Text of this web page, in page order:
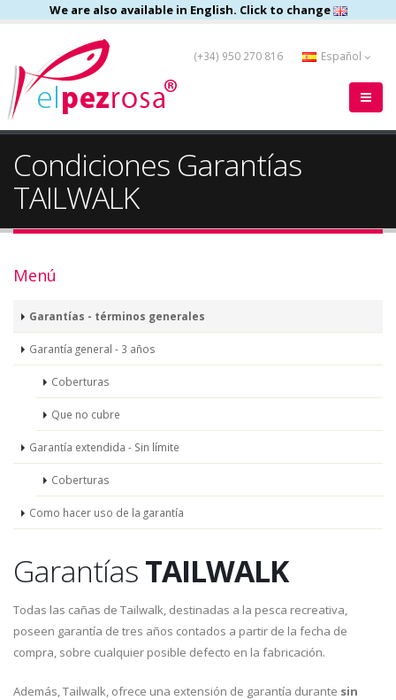
We are also available in English. Click to change
(+34) 950 270 816 Español
Condiciones Garantías
TAILWALK
Menú
Garantías - términos generales
Garantía general - 3 años
Coberturas
Que no cubre
Garantía extendida - Sin límite
Coberturas
Como hacer uso de la garantía
GarantíasTAILWALK
Todas las cañas de Tailwalk, destinadas a la pesca recreativa,
poseen garantía de tres años contados a partir de la fecha de
compra, sobre cualquier posible defecto en la fabricación.
Además, Tailwalk, ofrece una extensión de garantía durante sin